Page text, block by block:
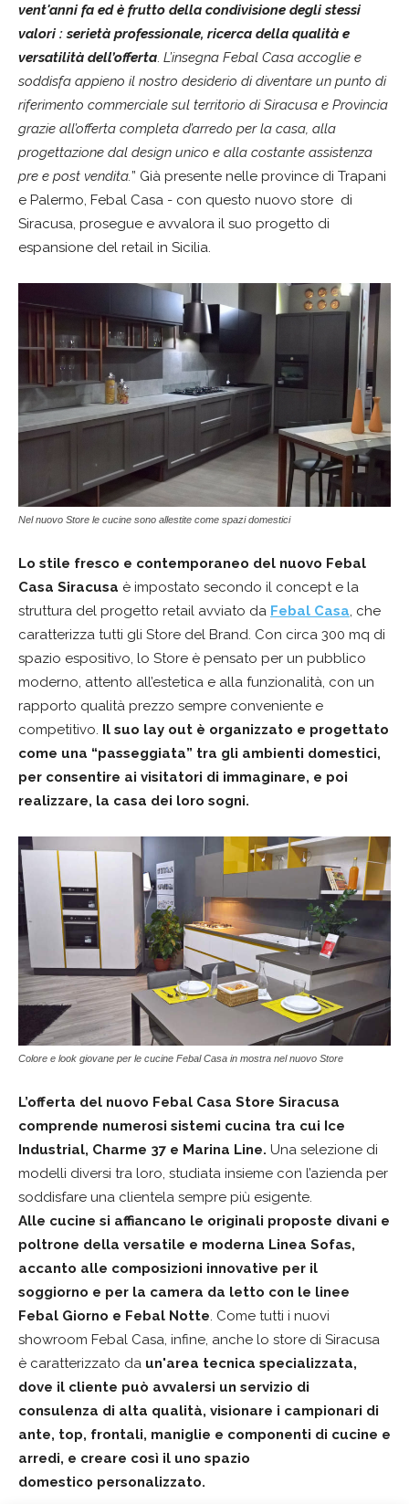
vent'anni fa ed è frutto della condivisione degli stessi
valori : serietà professionale, ricerca della qualità e
versatilità dell’offerta. L’insegna Febal Casa accoglie e
soddisfa appieno il nostro desiderio di diventare un punto di
riferimento commerciale sul territorio di Siracusa e Provincia
grazie all’offerta completa d’arredo per la casa, alla
progettazione dal design unico e alla costante assistenza
pre e post vendita.” Già presente nelle province di Trapani
e Palermo, Febal Casa - con questo nuovo store di
Siracusa, prosegue e avvalora il suo progetto di
espansione del retail in Sicilia.
Nel nuovo Store le cucine sono allestite come spazi domestici
Lo stile fresco e contemporaneo del nuovo Febal
Casa Siracusa è impostato secondo il concept e la
struttura del progetto retail avviato da Febal Casa , che
caratterizza tutti gli Store del Brand. Con circa 300 mq di
spazio espositivo, lo Store è pensato per un pubblico
moderno, attento all’estetica e alla funzionalità, con un
rapporto qualità prezzo sempre conveniente e
competitivo. Il suo lay out è organizzato e progettato
come una “passeggiata” tra gli ambienti domestici,
per consentire ai visitatori di immaginare, e poi
realizzare, la casa dei loro sogni.
Colore e look giovane per le cucine Febal Casa in mostra nel nuovo Store
L’offerta del nuovo Febal Casa Store Siracusa
comprende numerosi sistemi cucina tra cui Ice
Industrial, Charme 37 e Marina Line. Una selezione di
modelli diversi tra loro, studiata insieme con l’azienda per
soddisfare una clientela sempre più esigente.
Alle cucine si affiancano le originali proposte divani e
poltrone della versatile e moderna Linea Sofas,
accanto alle composizioni innovative per il
soggiorno e per la camera da letto con le linee
Febal Giorno e Febal Notte. Come tutti i nuovi
showroom Febal Casa, infine, anche lo store di Siracusa
è caratterizzato da un'area tecnica specializzata,
dove il cliente può avvalersi un servizio di
consulenza di alta qualità, visionare i campionari di
ante, top, frontali, maniglie e componenti di cucine e
arredi, e creare così il uno spazio
domestico personalizzato.